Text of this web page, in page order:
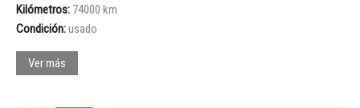
Kilómetros: 74000 km
Condición:usado
Ver más